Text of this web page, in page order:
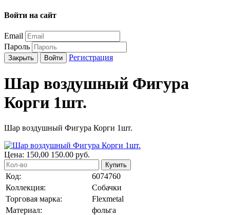
Войти на сайт
Email
Пароль
Закрыть Войти Регистрация
Шар воздушный Фигура
Корги 1шт.
Шар воздушный Фигура Корги 1шт.
Цена: 150,00 150.00 руб.
Купить
Код:
6074760
Коллекция:
Собачки
Торговая марка:
Flexmetal
Материал:
фольга